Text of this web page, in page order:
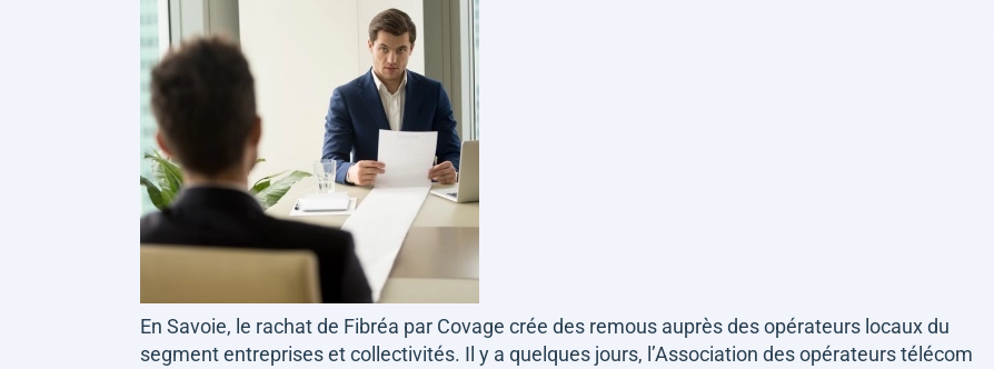
En Savoie, le rachat de Fibréa par Covage crée des remous auprès des opérateurs locaux du
segment entreprises et collectivités. Il y a quelques jours, l’Association des opérateurs télécom